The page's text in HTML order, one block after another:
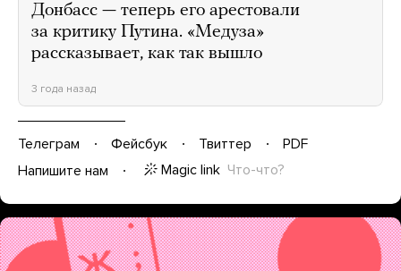
Донбасс — теперь его арестовали
за критику Путина. «Медуза»
рассказывает, как так вышло
3 года назад
Телеграм Фейсбук Твиттер
PDF
Напишите нам
Magic link Что-что?